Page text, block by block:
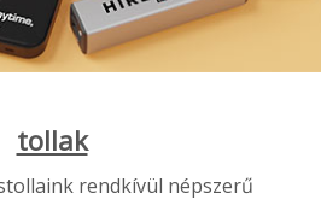
tollak
rendkívül népszerű